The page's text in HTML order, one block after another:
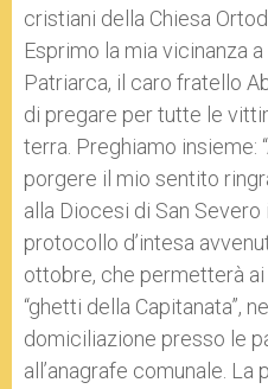
cristiani della Chiesa
Esprimo la mia vicinanza
Patriarca, il caro fratello
di pregare per tutte le
terra. Preghiamo insieme:
porgere il mio sentito
alla Diocesi di San Severo
protocollo d’intesa
ottobre, che permetterà
“ghetti della Capitanata”,
domiciliazione presso le
all’anagrafe comunale. La